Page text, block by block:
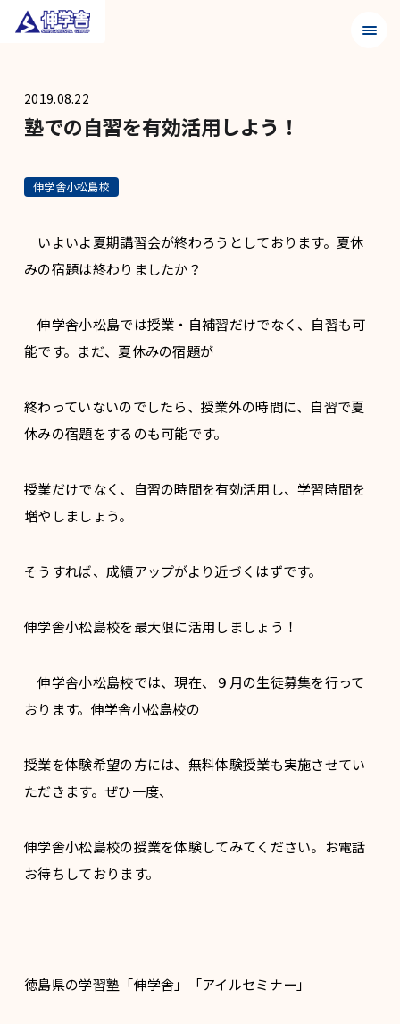
メニ
2019.08.22
塾での自習を有効活用しよう！
伸学舎小松島校
いよいよ夏期講習会が終わろうとしております。夏休
みの宿題は終わりましたか？
伸学舎小松島では授業・自補習だけでなく、自習も可
能です。まだ、夏休みの宿題が
終わっていないのでしたら、授業外の時間に、自習で夏
休みの宿題をするのも可能です。
授業だけでなく、自習の時間を有効活用し、学習時間を
増やしましょう。
そうすれば、成績アップがより近づくはずです。
伸学舎小松島校を最大限に活用しましょう！
伸学舎小松島校では、現在、９月の生徒募集を行って
おります。伸学舎小松島校の
授業を体験希望の方には、無料体験授業も実施させてい
ただきます。ぜひ一度、
伸学舎小松島校の授業を体験してみてください。お電話
お待ちしております。
徳島県の学習塾「伸学舎」「アイルセミナー」